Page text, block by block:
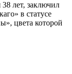
лет, заключил
в статусе
цвета которой